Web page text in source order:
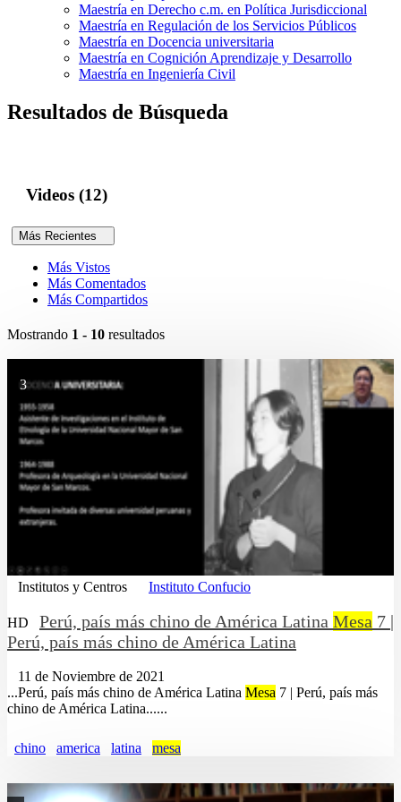
Maestría en Derecho c.m. en Política Jurisdiccional
Maestría en Regulación de los Servicios Públicos
Maestría en Docencia universitaria
Maestría en Cognición Aprendizaje y Desarrollo
Maestría en Ingeniería Civil
Resultados de Búsqueda
Videos (12)
Más Recientes
Más Vistos
Más Comentados
Más Compartidos
Mostrando 1 - 10 resultados
3
Institutos y Centros Instituto Confucio
HD Perú, país más chino de América Latina Mesa 7 |
Perú, país más chino de América Latina
11 de Noviembre de 2021
...Perú, país más chino de América Latina Mesa 7 | Perú, país más
chino de América Latina......
chino america latina mesa